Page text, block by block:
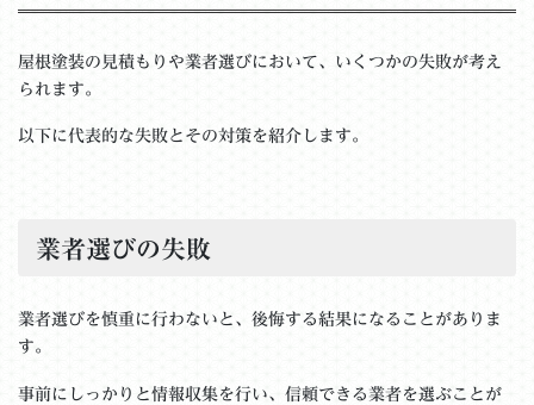
屋根塗装の見積もりや業者選びにおいて、いくつかの失敗が考え
られます。
以下に代表的な失敗とその対策を紹介します。
業者選びの失敗
業者選びを慎重に行わないと、後悔する結果になることがありま
す。
事前にしっかりと情報収集を行い、信頼できる業者を選ぶことが